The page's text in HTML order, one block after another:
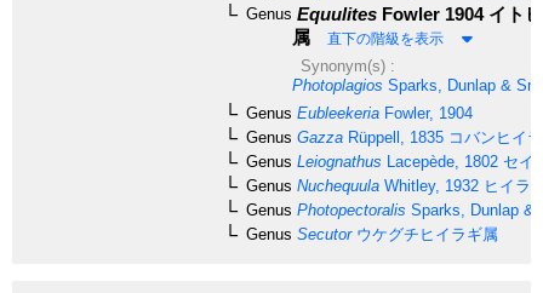
Genus Equulites Fowler 1904イト
属
直下の階級を表示
Synonym(s) :
Photoplagios Sparks, Dunlap &
Genus Eubleekeria Fowler, 1904
Genus Gazza Rüppell, 1835 コバンヒイ
Genus Leiognathus Lacepède, 1802 セイ
Genus Nuchequula Whitley, 1932 ヒイラ
Genus Photopectoralis Sparks, Dunlap &
Genus Secutorウケグチヒイラギ属